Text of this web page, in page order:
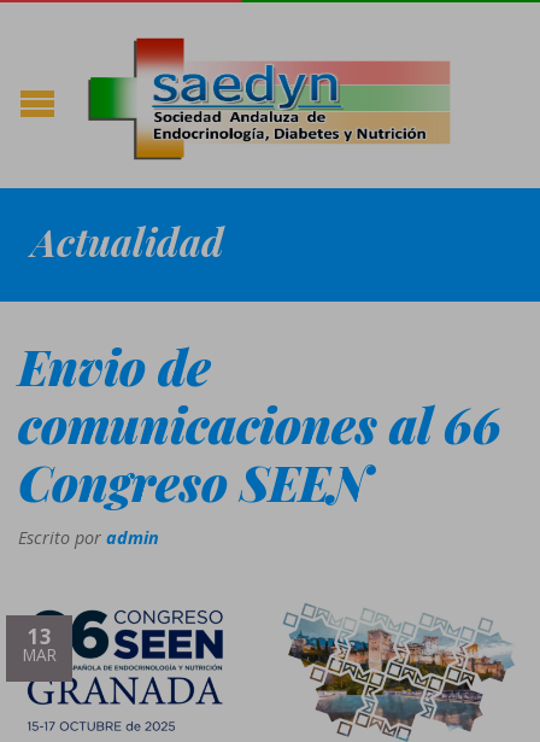
Actualidad
Envio de
comunicaciones al 66
Congreso SEEN
Escrito por admin
13
MAR